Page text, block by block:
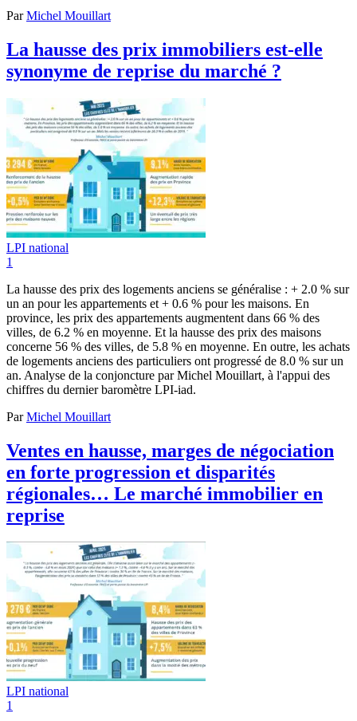
ParMichel Mouillart
La hausse des prix immobiliers est-elle
synonyme de reprise du marché ?
LPI national
1
La hausse des prix des logements anciens se généralise : + 2.0 % sur
un an pour les appartements et + 0.6 % pour les maisons. En
province, les prix des appartements augmentent dans 66 % des
villes, de 6.2 % en moyenne. Et la hausse des prix des maisons
concerne 56 % des villes, de 5.8 % en moyenne. En outre, les achats
de logements anciens des particuliers ont progressé de 8.0 % sur un
an. Analyse de la conjoncture par Michel Mouillart, à l'appui des
chiffres du dernier baromètre LPI-iad.
ParMichel Mouillart
Ventes en hausse, marges de négociation
en forte progression et disparités
régionales… Le marché immobilier en
reprise
LPI national
1